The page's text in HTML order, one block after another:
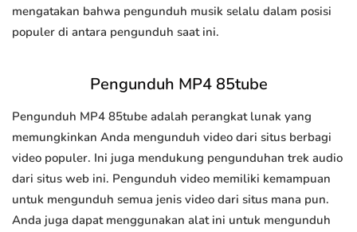
mengatakan bahwa pengunduh musik selalu dalam posisi
populer di antara pengunduh saat ini.
Pengunduh MP4 85tube
Pengunduh MP4 85tube adalah perangkat lunak yang
memungkinkan Anda mengunduh video dari situs berbagi
video populer. Ini juga mendukung pengunduhan trek audio
dari situs web ini. Pengunduh video memiliki kemampuan
untuk mengunduh semua jenis video dari situs mana pun.
Anda juga dapat menggunakan alat ini untuk mengunduh